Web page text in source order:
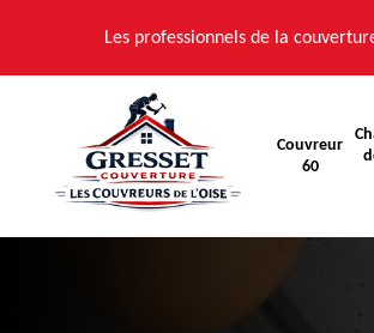
Les professionnels de la
Couvreur
60